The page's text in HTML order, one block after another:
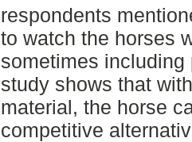
respondents
to watch the horses
sometimes
study shows that
material, the horse
competitive